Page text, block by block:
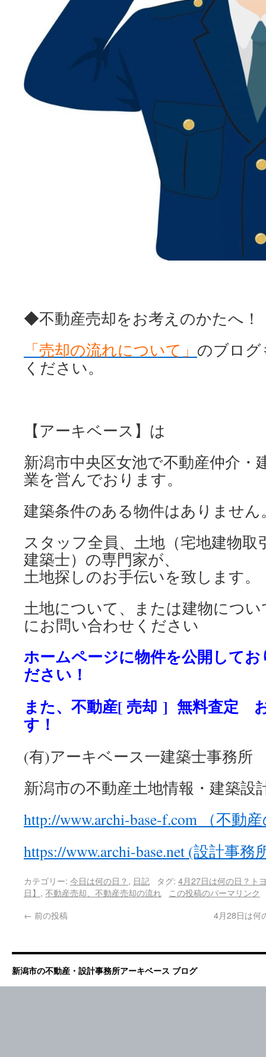
◆不動産売却をお考えのかたへ！
「売却の流れについて」 のブログ
ください。
【アーキベース】は
新潟市中央区女池で不動産仲介・
業を営んでおります。
建築条件のある物件はありません
スタッフ全員、土地（宅地建物取
建築士）の専門家が、
土地探しのお手伝いを致します。
土地について、または建物につ
にお問い合わせください
ホームページに物件を公開して
ださい！
また、不動産[ 売却 ] 無料査定
す！
(有)アーキベース一建築士事務所
新潟市の不動産土地情報・建築設
http://www.archi-base-f.com （不動
https://www.archi-base.net (設計事
カテゴリー: 今日は何の日？ , 日記 タグ: 4月27日は何の日？ト
日】 , 不動産売却、不動産売却の流れ
この投稿のパーマリンク
← 前の投稿 4月28日は何
新潟市の不動産・設計事務所アーキベース ブログ